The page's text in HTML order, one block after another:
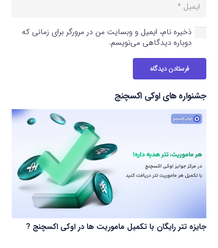
ذخیره نام، ایمیل و وبسایت من در مرورگر برای زمانی که
دوباره دیدگاهی می‌نویسم.
فرستادن دیدگاه
جشنواره های اوکی اکسچنج
جایزه تتر رایگان با تکمیل ماموریت ها در اوکی اکسچنج ?